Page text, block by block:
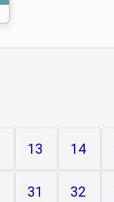
13 14
31 32